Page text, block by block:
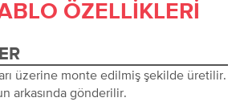
ÖZELLIKLERI
üzerine monte edilmiş şekilde üretilir.
arkasında gönderilir.